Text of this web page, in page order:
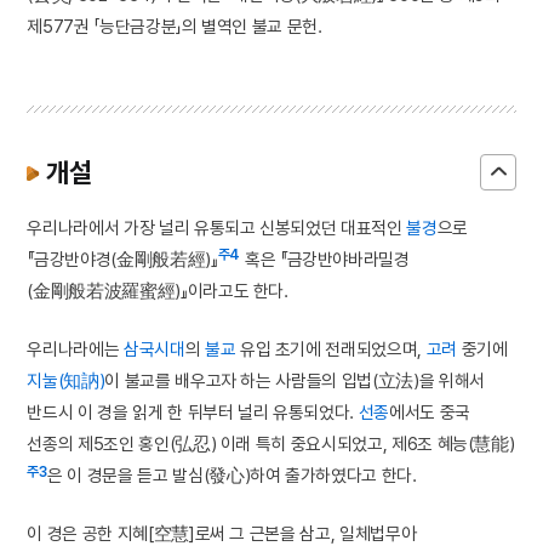
제577권 「능단금강분」의 별역인 불교 문헌.
개설
우리나라에서 가장 널리 유통되고 신봉되었던 대표적인불경으로
『금강반야경(金剛般若經)』주4 혹은 『금강반야바라밀경
(金剛般若波羅蜜經)』이라고도 한다.
우리나라에는 삼국시대의 불교 유입 초기에 전래되었으며, 고려 중기에
지눌(知訥)이 불교를 배우고자 하는 사람들의 입법(立法)을 위해서
반드시 이 경을 읽게 한 뒤부터 널리 유통되었다. 선종에서도 중국
선종의 제5조인 홍인(弘忍) 이래 특히 중요시되었고, 제6조 혜능(慧能)
주3은 이 경문을 듣고 발심(發心)하여 출가하였다고 한다.
이 경은 공한 지혜[空慧]로써 그 근본을 삼고, 일체법무아